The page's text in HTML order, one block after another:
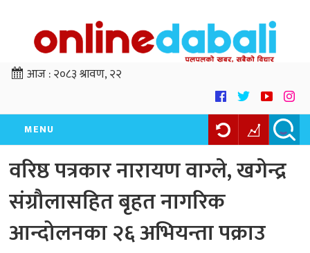
आज :२०८३ श्रावण, २२
MENU
वरिष्ठ पत्रकार नारायण वाग्ले, खगेन्द्र
संग्रौलासहित बृहत नागरिक
आन्दोलनका २६ अभियन्ता पक्राउ